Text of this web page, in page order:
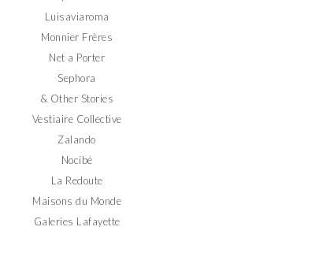
Luisaviaroma
Monnier Frères
Net a Porter
Sephora
& Other Stories
Vestiaire Collective
Zalando
Nocibé
La Redoute
Maisons du Monde
Galeries Lafayette